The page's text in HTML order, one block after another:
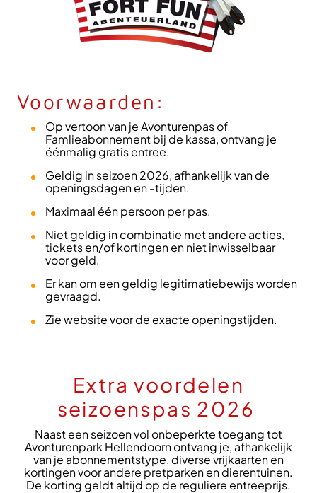
Voorwaarden:
Op vertoon van je Avonturenpas of
Famlieabonnement bij de kassa, ontvang je
éénmalig gratis entree.
Geldig in seizoen 2026, afhankelijk van de
openingsdagen en -tijden.
Maximaal één persoon per pas.
Niet geldig in combinatie met andere acties,
tickets en/of kortingen en niet inwisselbaar
voor geld.
Er kan om een geldig legitimatiebewijs worden
gevraagd.
Zie website voor de exacte openingstijden.
Extra voordelen
seizoenspas 2026
Naast een seizoen vol onbeperkte toegang tot
Avonturenpark Hellendoorn ontvang je, afhankelijk
van je abonnementstype, diverse vrijkaarten en
kortingen voor andere pretparken en dierentuinen.
De korting geldt altijd op de reguliere entreeprijs.